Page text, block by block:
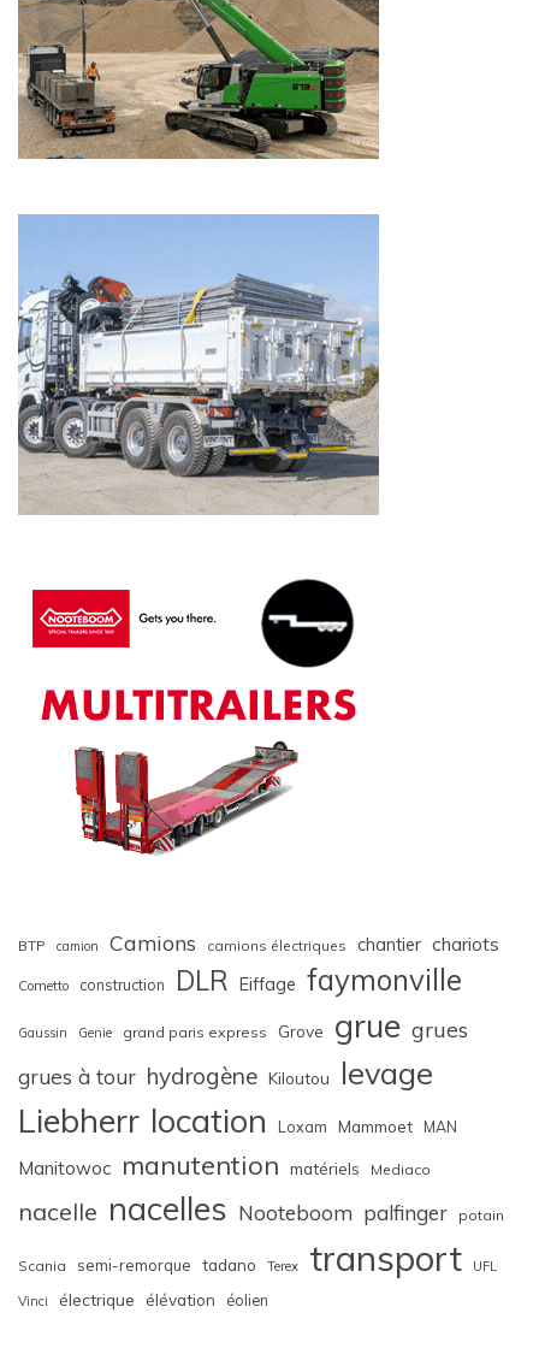
BTP camion Camions camions électriques chantier chariots
Cometto construction DLR Eiffage faymonville
Gaussin Genie grand paris express Grove grue grues
grues à tour hydrogène Kiloutou levage
Liebherr location Loxam Mammoet MAN
Manitowoc manutention matériels Mediaco
nacelle nacelles Nooteboom palfinger potain
Scania semi-remorque tadano Terex transport UFL
Vinci électrique élévation éolien